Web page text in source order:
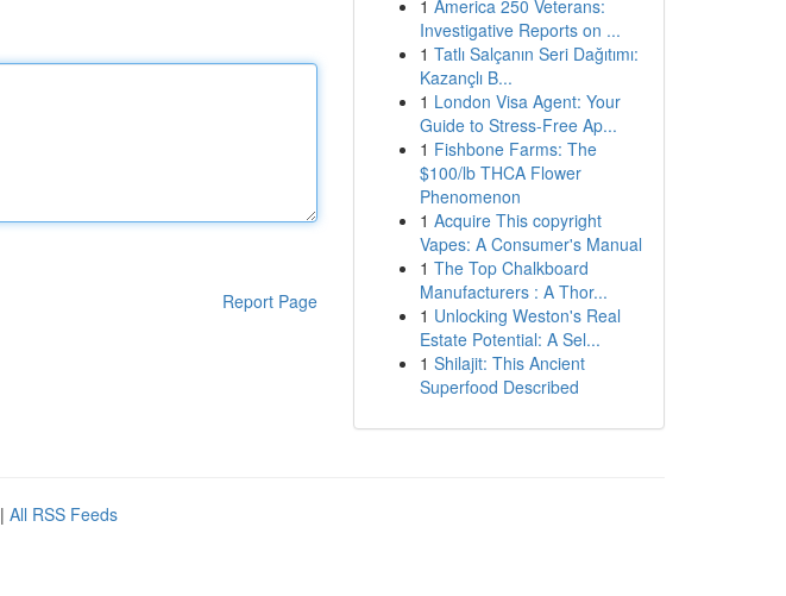
Report Page
1 America 250 Veterans:
Investigative Reports on ...
1 Tatlı Salçanın Seri Dağıtımı:
Kazançlı B...
1 London Visa Agent: Your
Guide to Stress-Free Ap...
1 Fishbone Farms: The
$100/lb THCA Flower
Phenomenon
1 Acquire This copyright
Vapes: A Consumer's Manual
1 The Top Chalkboard
Manufacturers : A Thor...
1 Unlocking Weston's Real
Estate Potential: A Sel...
1 Shilajit: This Ancient
Superfood Described
| All RSS Feeds